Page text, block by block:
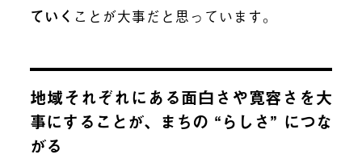
ていく ことが大事だと思っています。
地域それぞれにある面白さや寛容さを大
事にすることが、まちの “らしさ” につな
がる